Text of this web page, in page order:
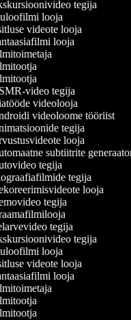
tegija
looja
videote looja
looja
video tegija
videolooja
videoloome tööriist
tegija
looja
subtiitrite generaator
tegija
tegija
looja
tegija
tegija
tegija
looja
videote looja
looja